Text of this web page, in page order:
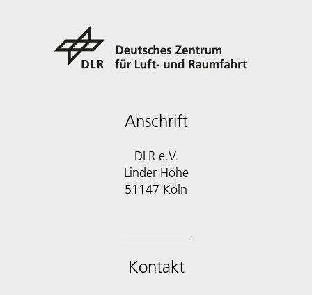
Anschrift
DLR e.V.
Linder Höhe
51147 Köln
Kontakt